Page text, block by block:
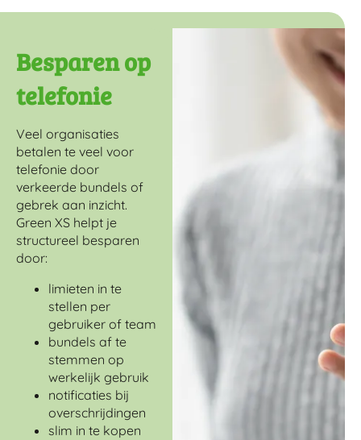
Besparen op
telefonie
Veel organisaties
betalen te veel voor
telefonie door
verkeerde bundels of
gebrek aan inzicht.
Green XS helpt je
structureel besparen
door:
limieten in te
stellen per
gebruiker of team
bundels af te
stemmen op
werkelijk gebruik
notificaties bij
overschrijdingen
slim in te kopen